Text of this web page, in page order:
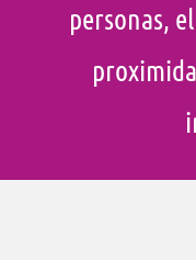
personas, el